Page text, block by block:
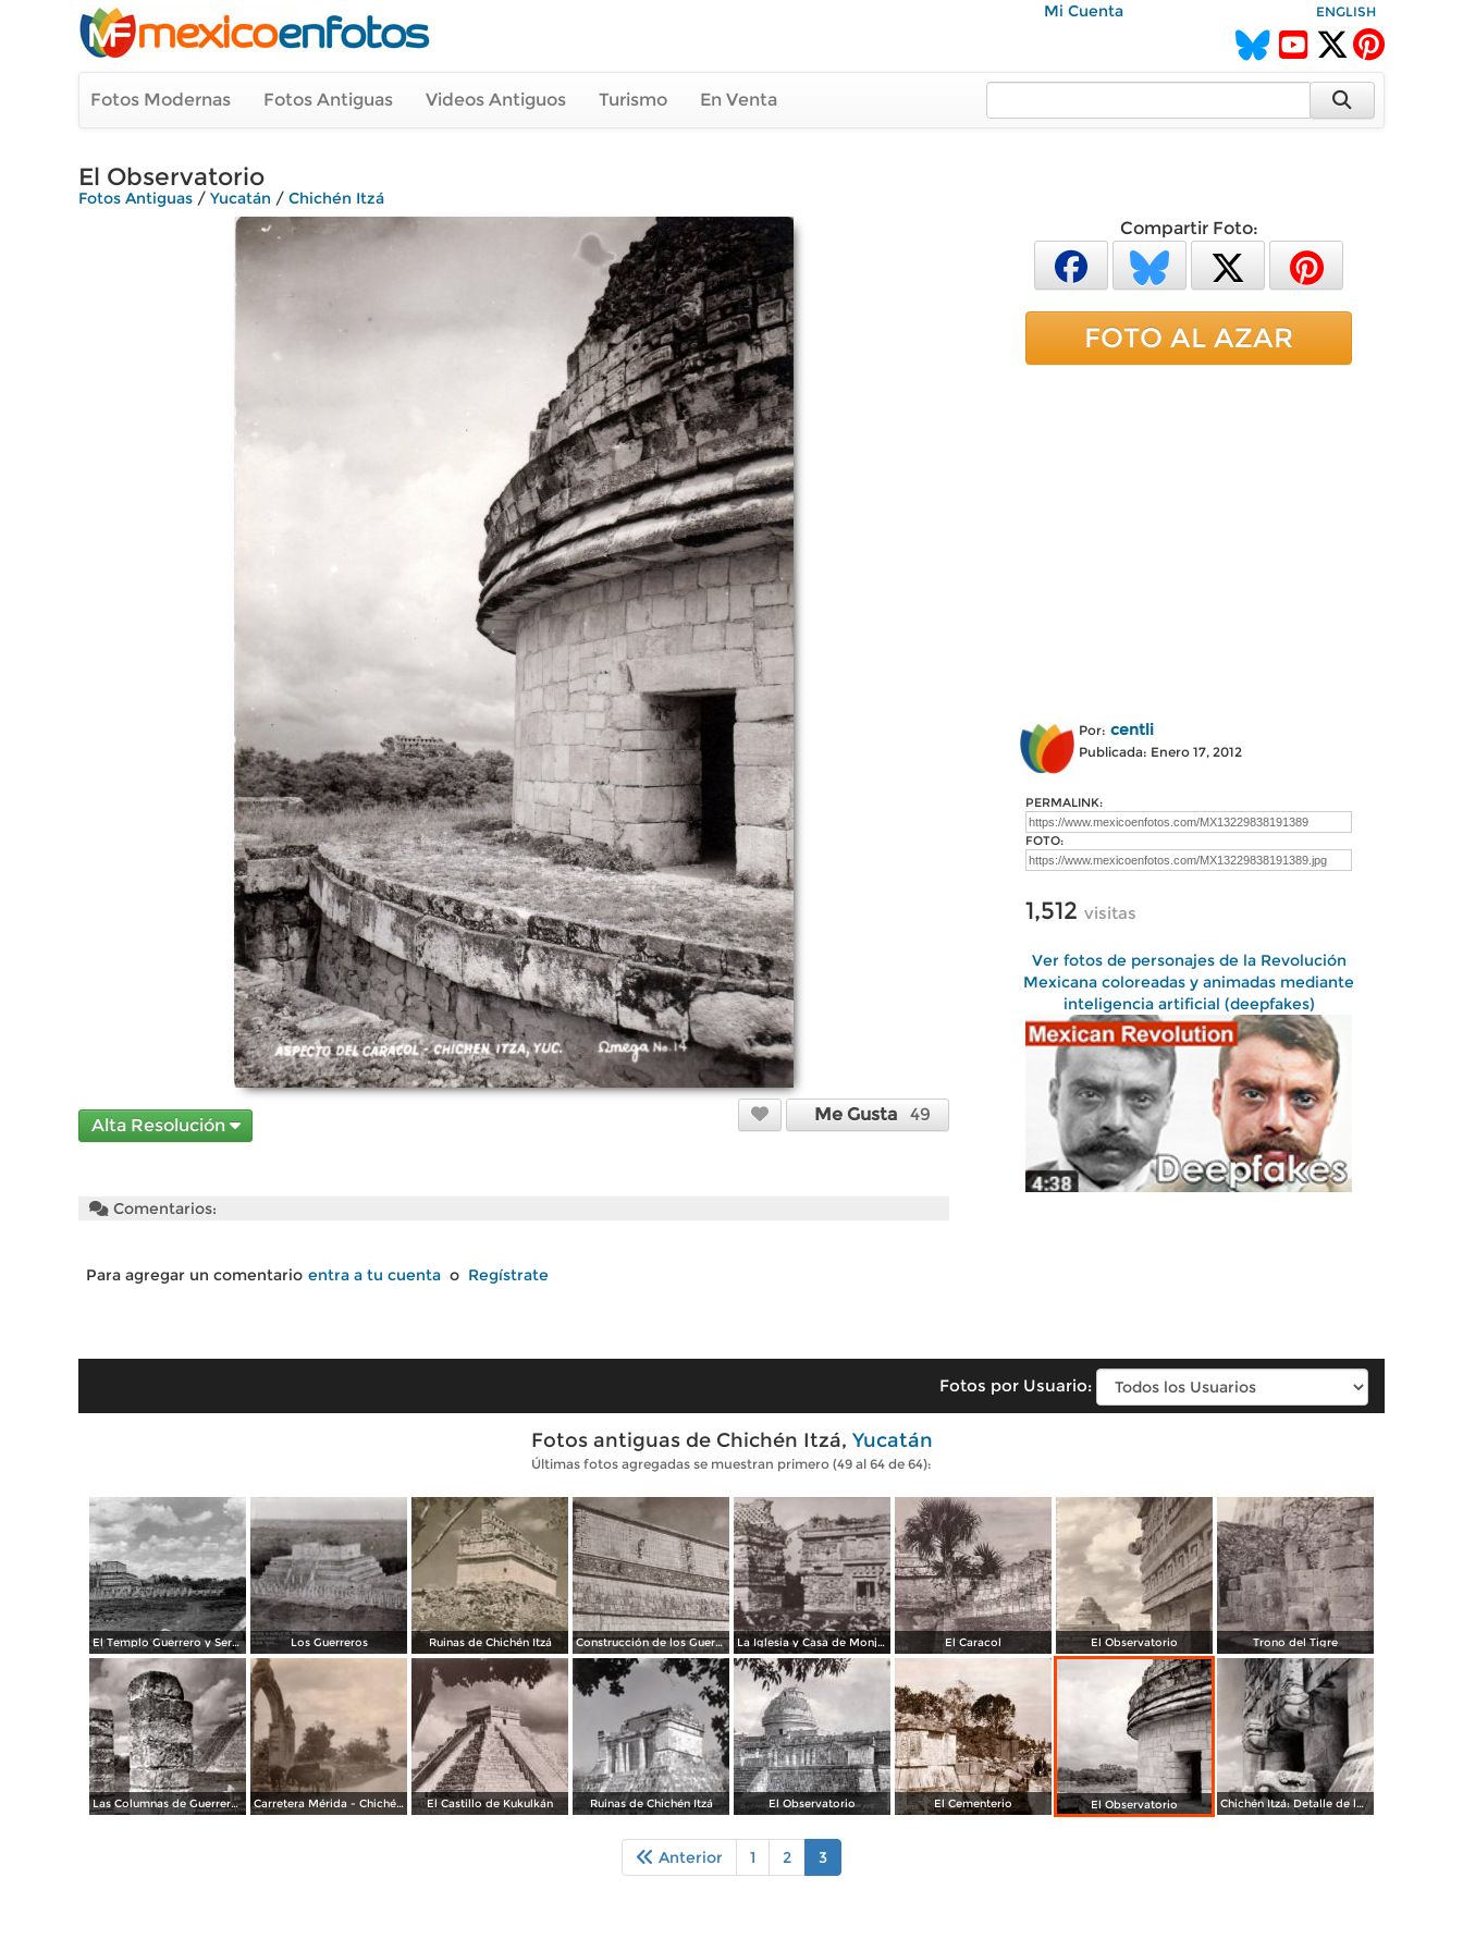
Mi Cuenta ENGLISH
Fotos Modernas Fotos Antiguas Videos Antiguos Turismo En Venta
El Observatorio
Fotos Antiguas / Yucatán / Chichén Itzá
Alta Resolución
Me Gusta 49
Comentarios:
Para agregar un comentario entra a tu cuenta o Regístrate
Compartir Foto:
FOTO AL AZAR
Por: centli
Publicada: Enero 17, 2012
PERMALINK:
FOTO:
1,512 visitas
Ver fotos de personajes de la Revolución
Mexicana coloreadas y animadas mediante
inteligencia artificial (deepfakes)
Fotos por Usuario:
Fotos antiguas de Chichén Itzá, Yucatán
Últimas fotos agregadas se muestran primero (49 al 64 de 64):
El Templo Guerrero y Serpiente Emplumada Los Guerreros Ruinas de Chichén Itzá Construcción de los Guerreros La Iglesia y Casa de Monjas El Caracol El Observatorio Trono del Tigre
Las Columnas de Guerreros y El Castillo Carretera Mérida - Chichén Itzá El Castillo de Kukulkán Ruinas de Chichén Itzá El Observatorio El Cementerio El Observatorio Chichén Itzá: Detalle de los Tigres
Anterior 1 2 3